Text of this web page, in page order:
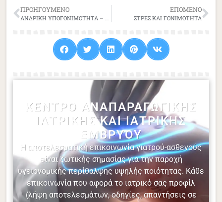
ΠΡΟΗΓΟΎΜΕΝΟ
ΑΝΔΡΙΚΗ ΥΠΟΓΟΝΙΜΟΤΗΤΑ – ΣΠΕΡΜΟΔΙΑΓΡΑΜΜΑ
ΕΠΌΜΕΝΟ
ΣΤΡΕΣ ΚΑΙ ΓΟΝΙΜΟΤΗΤΑ
ΚΈΝΤΡΟ ΑΝΑΠΑΡΑΓΩΓΙΚΉΣ
ΙΑΤΡΙΚΉΣ ΚΑΙ ΙΑΤΡΙΚΉΣ
ΕΜΒΡΎΟΥ
Η αποτελεσματική επικοινωνία γιατρού-ασθενούς
είναι ζωτικής σημασίας για την παροχή
υγειονομικής περίθαλψης υψηλής ποιότητας. Κάθε
επικοινωνία που αφορά το ιατρικό σας προφίλ
(λήψη αποτελεσμάτων, οδηγίες, απαντήσεις σε